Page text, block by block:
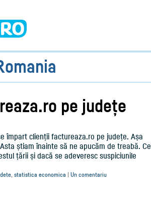
pe județe
împart clienții factureaza.ro pe județe. Așa
știam înainte să ne apucăm de treabă. Ce
țării și dacă se adeveresc suspiciunile
, statistica economica | Un comentariu